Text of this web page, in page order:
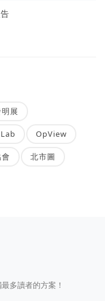
展
OpView
北市圖
多讀者的方案！